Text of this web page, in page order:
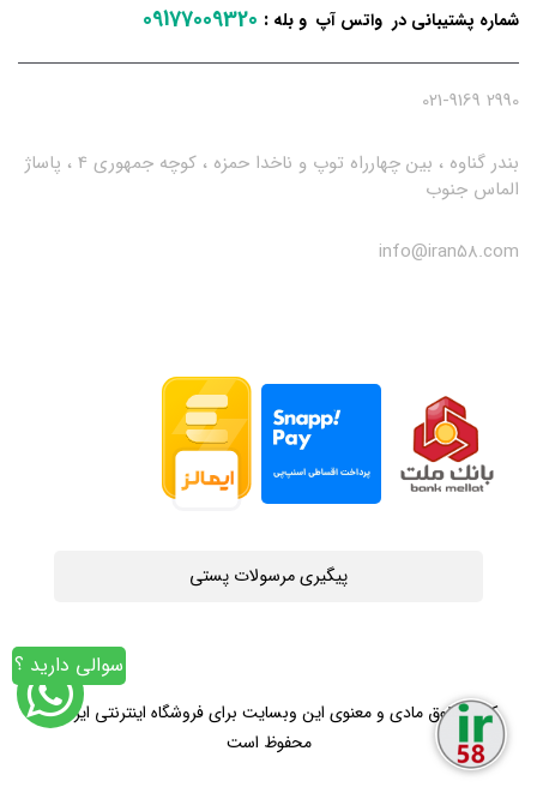
شماره پشتیبانی در واتس آپ و بله :
09177009320
2990 021-9169
بندر گناوه ، بین چهارراه توپ و ناخدا حمزه ، کوچه جمهوری 4 ، پاساژ
الماس جنوب
info@iran58.com
پیگیری مرسولات پستی
کلیه حقوق مادی و معنوی این وبسایت برای فروشگاه اینترنتی ایران58
محفوظ است
سوالی دارید ؟